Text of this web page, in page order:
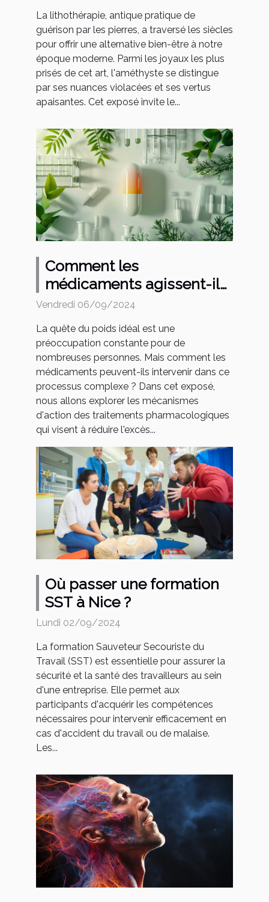
La lithothérapie, antique pratique de
guérison par les pierres, a traversé les siècles
pour offrir une alternative bien-être à notre
époque moderne. Parmi les joyaux les plus
prisés de cet art, l'améthyste se distingue
par ses nuances violacées et ses vertus
apaisantes. Cet exposé invite le...
Comment les
médicaments agissent-ils
sur le corps pour favoriser
Vendredi 06/09/2024
La quête du poids idéal est une
préoccupation constante pour de
nombreuses personnes. Mais comment les
médicaments peuvent-ils intervenir dans ce
processus complexe ? Dans cet exposé,
nous allons explorer les mécanismes
d'action des traitements pharmacologiques
qui visent à réduire l'excès...
Où passer une formation
SST à Nice ?
Lundi 02/09/2024
La formation Sauveteur Secouriste du
Travail (SST) est essentielle pour assurer la
sécurité et la santé des travailleurs au sein
d'une entreprise. Elle permet aux
participants d'acquérir les compétences
nécessaires pour intervenir efficacement en
cas d'accident du travail ou de malaise.
Les...